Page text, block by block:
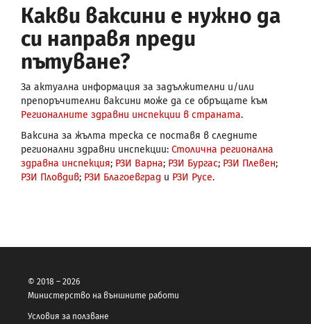
Какви ваксини е нужно да
си направя преди
пътуване?
За актуална информация за задължителни и/или
препоръчителни ваксини може да се обръщате към
Регионалните здравни инспекции в страната.
Ваксина за жълта треска се поставя в следните
регионални здравни инспекции: Столична регионална
здравна инспекция; РЗИ Варна; РЗИ Бургас; РЗИ Плевен;
РЗИ Пловдив; РЗИ Благоевград и РЗИ Русе.
© 2018 – 2026
Министерство на външните работи
Условия за ползване